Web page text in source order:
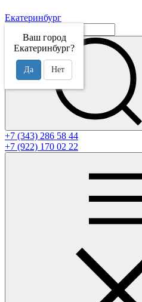
Екатеринбург
Ваш город
Екатеринбург?
Да Нет
+7 (343) 286 58 44
+7 (922) 170 02 22